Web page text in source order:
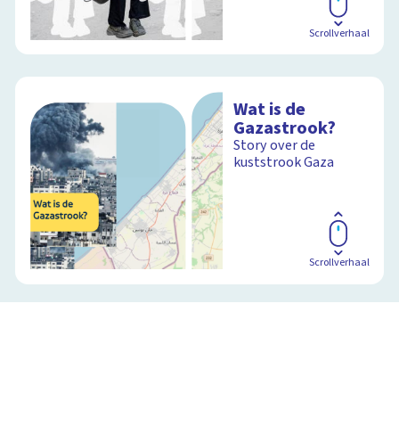
Scrollverhaal
Wat is de
Gazastrook?
Story over de
kuststrook Gaza
Scrollverhaal